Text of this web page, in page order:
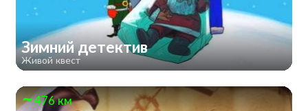
Зимний детектив
Живой квест
476 км